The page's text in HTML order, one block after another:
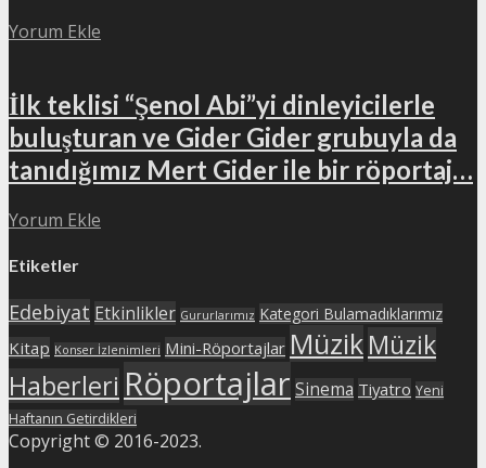
Yorum Ekle
İlk teklisi “Şenol Abi”yi dinleyicilerle
buluşturan ve Gider Gider grubuyla da
tanıdığımız Mert Gider ile bir röportaj…
Yorum Ekle
Etiketler
Edebiyat Etkinlikler Gururlarımız Kategori Bulamadıklarımız
Kitap Konser İzlenimleri Mini-Röportajlar MüzikMüzik
Haberleri Röportajlar Sinema Tiyatro Yeni
Haftanın Getirdikleri
Copyright © 2016-2023.